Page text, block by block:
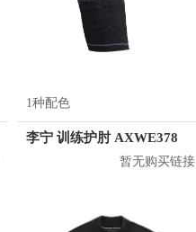
1种配色
李宁 训练护肘 AXWE378
暂无购买链接